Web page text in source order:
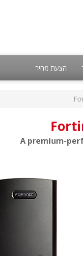
הצעת מחיר
A premium-